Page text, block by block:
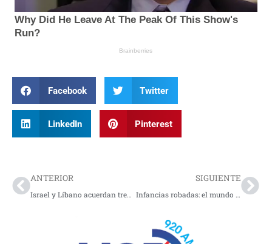
Facebook Twitter
LinkedIn Pinterest
ANTERIOR
Israel y Líbano acuerdan tregua de 10 días tras fuerte escalada militar
SIGUIENTE
Infancias robadas: el mundo enfrenta la realidad de la esclavitud infantil